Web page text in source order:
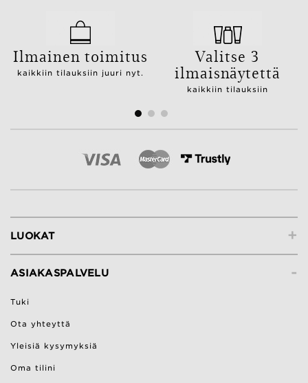
Ilmainen toimitus
kaikkiin tilauksiin juuri nyt.
Valitse 3
ilmaisnäytettä
kaikkiin tilauksiin
+
LUOKAT
-
ASIAKASPALVELU
Tuki
Ota yhteyttä
Yleisiä kysymyksiä
Oma tilini